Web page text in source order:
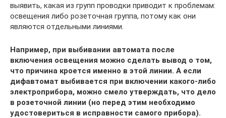
выявить, какая из групп проводки приводит к проблемам:
освещения либо розеточная группа, потому как они
являются отдельными линиями.
Например, при выбивании автомата после
включения освещения можно сделать вывод о том,
что причина кроется именно в этой линии. А если
дифавтомат выбивается при включении какого-либо
электроприбора, можно смело утверждать, что дело
в розеточной линии (но перед этим необходимо
удостовериться в исправности самого прибора).